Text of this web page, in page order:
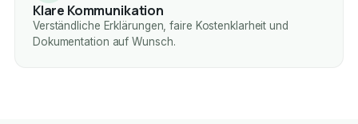
Klare Kommunikation
Verständliche Erklärungen, faire Kostenklarheit und
Dokumentation auf Wunsch.